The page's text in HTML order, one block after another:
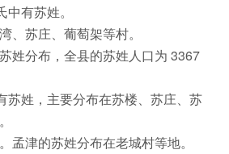
有苏姓。
、苏庄、葡萄架等村。
姓分布，全县的苏姓人口为 3367
苏姓，主要分布在苏楼、苏庄、苏
孟津的苏姓分布在老城村等地。